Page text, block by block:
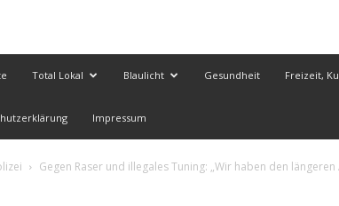
Total Lokal Blaulicht Gesundheit Freizeit,
Impressum
Gegen Raser und illegales Tuning: „Wir haben den längeren